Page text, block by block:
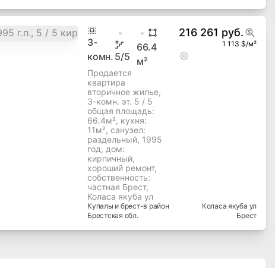
3-
комн. 5/5
66.4
м²
Продается
квартира
вторичное жилье,
3-комн. эт. 5 / 5
общая площадь:
66.4м², кухня:
11м², cанузел:
раздельный, 1995
год, дом:
кирпичный,
хороший ремонт,
собственность:
частная Брест,
Коласа якуба ул
216 261 руб.
1 113 $/м²
Купалы и брест-в район
Брестская обл.
Коласа якуба ул
Брест